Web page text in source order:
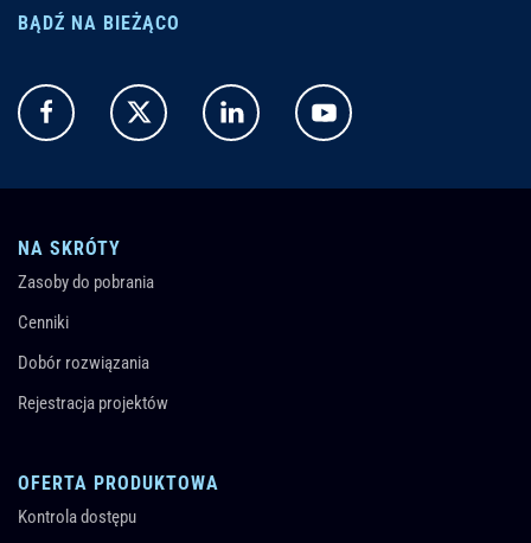
BĄDŹ NA BIEŻĄCO
NA SKRÓTY
Zasoby do pobrania
Cenniki
Dobór rozwiązania
Rejestracja projektów
OFERTA PRODUKTOWA
Kontrola dostępu